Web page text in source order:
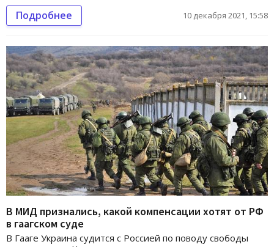
Подробнее 10 декабря 2021, 15:58
В МИД признались, какой компенсации хотят от РФ
в гаагском суде
В Гааге Украина судится с Россией по поводу свободы